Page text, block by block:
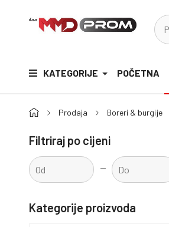
KATEGORIJE POČETNA
Prodaja Boreri & burgije
Filtriraj po cijeni
-
Kategorije proizvoda